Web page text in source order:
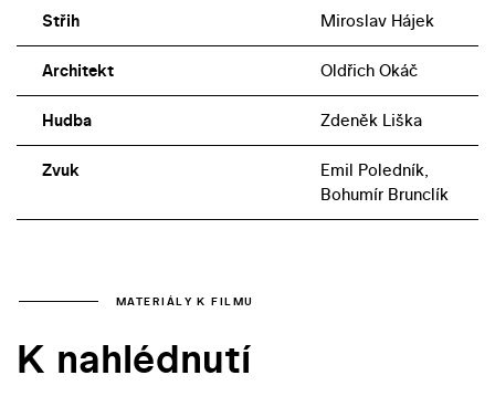
Střih Miroslav Hájek
Architekt Oldřich Okáč
Hudba Zdeněk Liška
Zvuk
Emil Poledník,
Bohumír Brunclík
MATERIÁLY K FILMU
K nahlédnutí